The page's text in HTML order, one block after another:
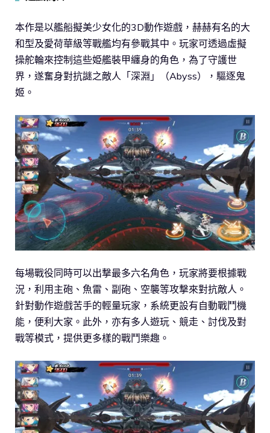
本作是以艦船擬美少女化的3D動作遊戲，赫赫有名的大
和型及愛荷華級等戰艦均有參戰其中。玩家可透過虛擬
操舵輪來控制這些姫艦裝甲纏身的角色，為了守護世
界，遂奮身對抗謎之敵人「深淵」（Abyss），驅逐鬼
姬。
每場戰役同時可以出撃最多六名角色，玩家將要根據戰
況，利用主砲、魚雷、副砲、空襲等攻撃來對抗敵人。
針對動作遊戲苦手的輕量玩家，系統更設有自動戰鬥機
能，便利大家。此外，亦有多人遊玩、競走、討伐及對
戰等模式，提供更多樣的戰鬥樂趣。